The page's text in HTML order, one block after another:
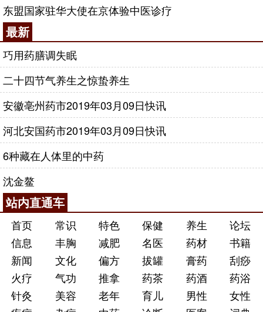
东盟国家驻华大使在京体验中医诊疗
最新
巧用药膳调失眠
二十四节气养生之惊蛰养生
安徽亳州药市2019年03月09日快讯
河北安国药市2019年03月09日快讯
6种藏在人体里的中药
沈金鳌
站内直通车
首页 常识 特色 保健 养生
论坛
信息
丰胸 减肥 名医 药材
书籍
新闻
文化 偏方 拔罐 膏药
刮痧
火疗
气功 推拿 药茶 药酒
药浴
针灸
美容 老年 育儿 男性
女性